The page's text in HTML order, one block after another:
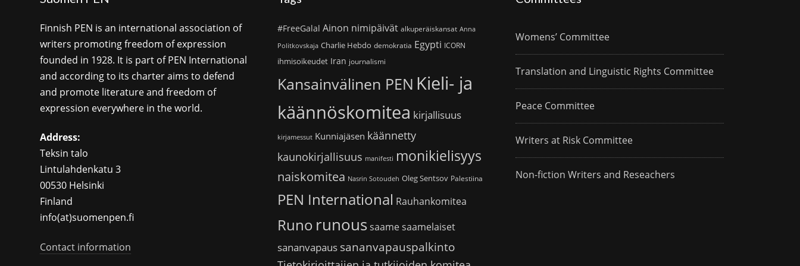
Finnish PEN is an international association of
writers promoting freedom of expression
founded in 1928. It is part of PEN International
and according to its charter aims to defend
and promote literature and freedom of
expression everywhere in the world.
Address:
Teksin talo
Lintulahdenkatu 3
00530 Helsinki
Finland
info(at)suomenpen.fi
Contact information
#FreeGalal Ainon nimipäivät alkuperäiskansat Anna
Politkovskaja Charlie Hebdo demokratia Egypti ICORN
ihmisoikeudet Iran journalismi
Kansainvälinen PEN Kieli- ja
käännöskomitea kirjallisuus
kirjamessut Kunniajäsen käännetty
kaunokirjallisuus manifesti monikielisyys
naiskomitea Nasrin Sotoudeh Oleg Sentsov Palestiina
PEN International Rauhankomitea
Runo runoussaamesaamelaiset
sananvapaus sananvapauspalkinto
Womens’ Committee
Translation and Linguistic Rights Committee
Peace Committee
Writers at Risk Committee
Non-fiction Writers and Reseachers